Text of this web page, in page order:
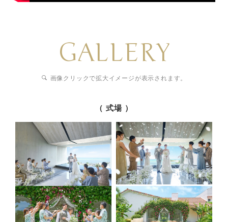
GALLERY
画像クリックで拡大イメージが表示されます。
（ 式場 ）